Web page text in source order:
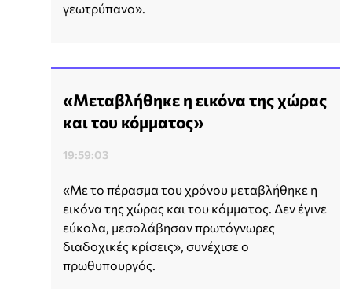
γεωτρύπανο».
«Μεταβλήθηκε η εικόνα της χώρας
και του κόμματος»
19:59:03
«Με το πέρασμα του χρόνου μεταβλήθηκε η
εικόνα της χώρας και του κόμματος. Δεν έγινε
εύκολα, μεσολάβησαν πρωτόγνωρες
διαδοχικές κρίσεις», συνέχισε ο
πρωθυπουργός.